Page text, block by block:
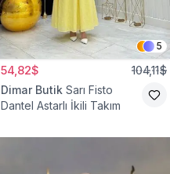
5
54,82$ 104,11$
Dimar Butik Sarı Fisto
Dantel Astarlı İkili Takım